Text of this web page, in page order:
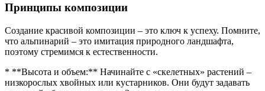
Принципы композиции
Создание красивой композиции – это ключ к успеху. Помните,
что альпинарий – это имитация природного ландшафта,
поэтому стремимся к естественности.
* **Высота и объем:** Начинайте с «скелетных» растений –
низкорослых хвойных или кустарников. Они будут задавать